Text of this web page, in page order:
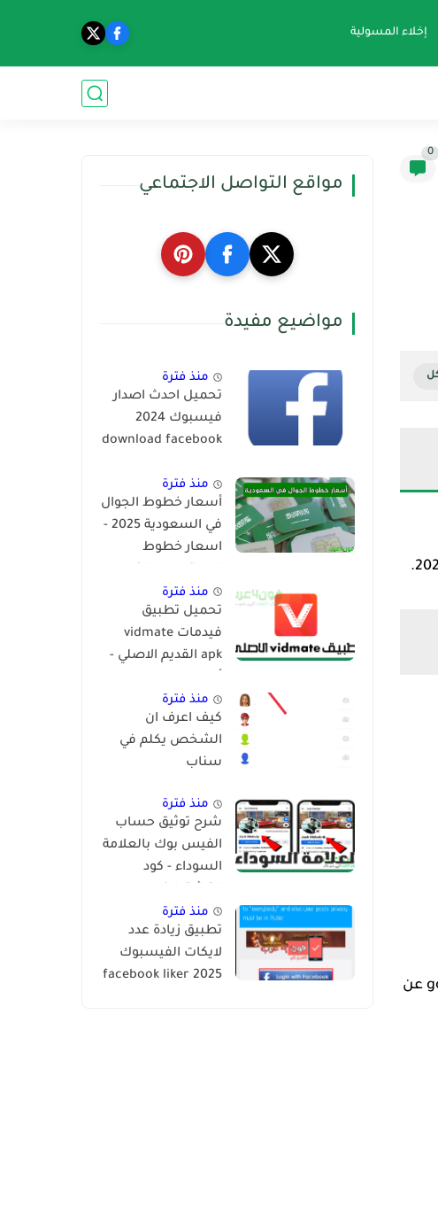
إخلاء المسولية
0
من البرامج الأولى التي تم إصدارها قديمًا لتصوير شاشة هاتفك، حيث إذا قمت بالبحث في متجر google play عن
مواقع التواصل الاجتماعي
مواضيع مفيدة
منذ فترة
تحميل احدث اصدار
فيسبوك 2024
download facebook
منذ فترة
أسعار خطوط الجوال
في السعودية 2025 -
اسعار خطوط
منذ فترة
تحميل تطبيق
فيدمات vidmate
apk القديم الاصلي -
منذ فترة
كيف اعرف ان
الشخص يكلم في
سناب
منذ فترة
شرح توثيق حساب
الفيس بوك بالعلامة
السوداء - كود
2024منذ فترة
تطبيق زيادة عدد
لايكات الفيسبوك
2025 facebook liker